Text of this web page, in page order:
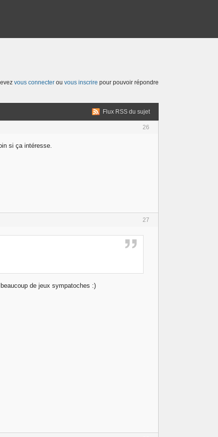
vous connecter ou vous inscrire pour pouvoir répondre
Flux RSS du sujet
26
si ça intéresse.
27
de jeux sympatoches :)